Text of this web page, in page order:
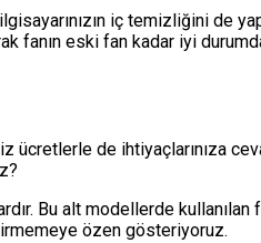
iç temizliğini de
fanın eski fan kadar iyi
de ihtiyaçlarınıza
Bu alt modellerde
özen gösteriyoruz.